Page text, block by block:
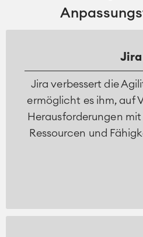
Jira
Jira verbessert die
ermöglicht es ihm, auf
Herausforderungen
Ressourcen und